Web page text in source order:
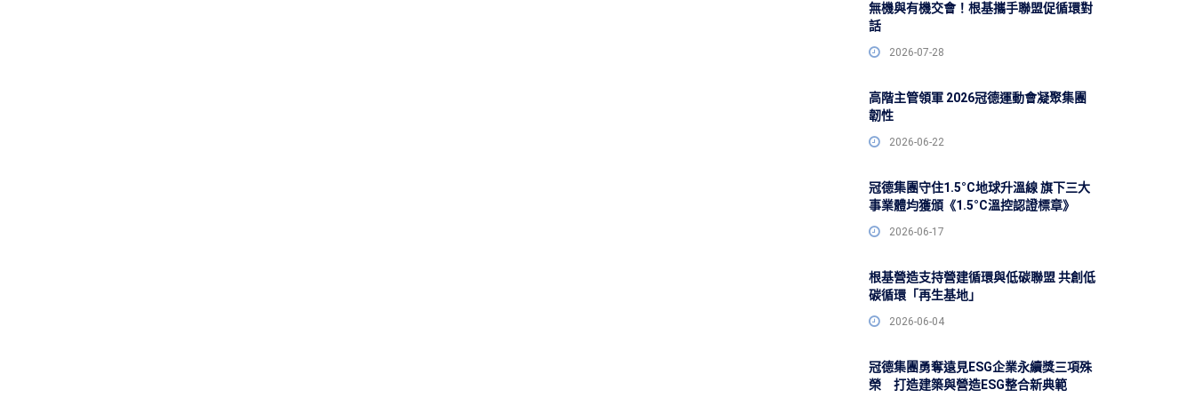
無機與有機交會！根基攜手聯盟促循環對
話
2026-07-28
高階主管領軍 2026冠德運動會凝聚集團
韌性
2026-06-22
冠德集團守住1.5°C地球升溫線 旗下三大
事業體均獲頒《1.5°C溫控認證標章》
2026-06-17
根基營造支持營建循環與低碳聯盟 共創低
碳循環「再生基地」
2026-06-04
冠德集團勇奪遠見ESG企業永續獎三項殊
榮 打造建築與營造ESG整合新典範